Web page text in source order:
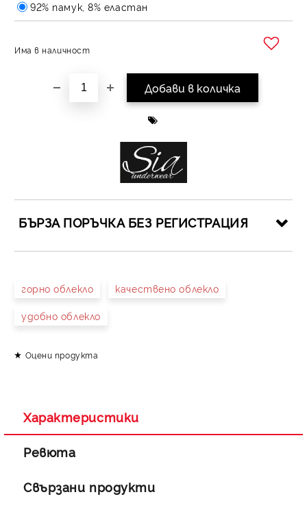
92% памук, 8% еластан
Има в наличност
БЪРЗА ПОРЪЧКА БЕЗ РЕГИСТРАЦИЯ
горно облекло качествено облекло
удобно облекло
Оцени продукта
Характеристики
Ревюта
Свързани продукти